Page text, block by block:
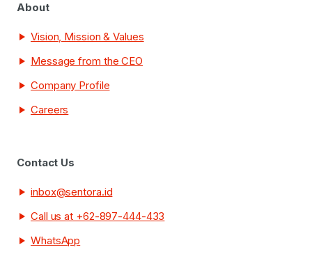
About
Vision, Mission & Values
Message from the CEO
Company Profile
Careers
Contact Us
inbox@sentora.id
Call us at +62-897-444-433
WhatsApp